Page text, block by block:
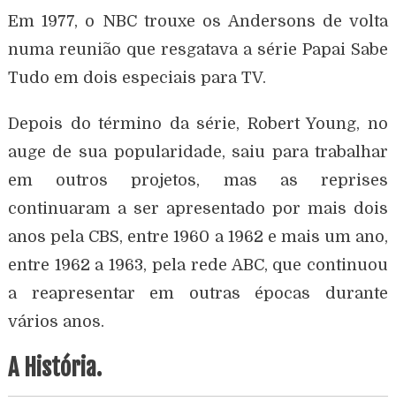
Em 1977, o NBC trouxe os Andersons de volta
numa reunião que resgatava a série Papai Sabe
Tudo em dois especiais para TV.
Depois do término da série, Robert Young, no
auge de sua popularidade, saiu para trabalhar
em outros projetos, mas as reprises
continuaram a ser apresentado por mais dois
anos pela CBS, entre 1960 a 1962 e mais um ano,
entre 1962 a 1963, pela rede ABC, que continuou
a reapresentar em outras épocas durante
vários anos.
A História.